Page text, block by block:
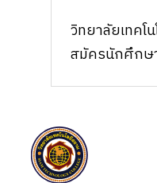
วิทยาลัยเทคโ
สมัครนักศึกษ